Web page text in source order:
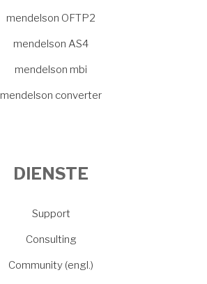
mendelson OFTP2
mendelson AS4
mendelson mbi
mendelson converter
DIENSTE
Support
Consulting
Community (engl.)